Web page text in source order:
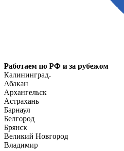
Работаем по РФ и за рубежом
Калининград
Абакан
Архангельск
Астрахань
Барнаул
Белгород
Брянск
Великий Новгород
Владимир